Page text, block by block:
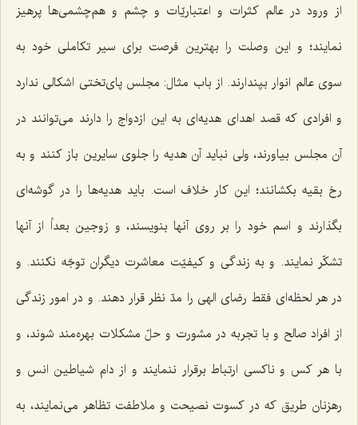
از ورود در عالم کثرات و اعتباریّات و چشم و هم‌چشمی‌ها پرهیز
نمایند؛ و این وصلت را بهترین فرصت برای سیر تکاملی خود به
سوی عالم انوار بپندارند. از باب مثال: مجلس پای‌تختی اشکالی ندارد
و افرادی که قصد اهدای هدیه‌ای به این ازدواج را دارند می‌توانند در
آن مجلس بیاورند، ولی نباید آن هدیه را جلوی سایرین باز کنند و به
رخ بقیه بکشانند؛ این کار خلاف است. باید هدیه‌ها را در گوشه‌ای
بگذارند و اسم خود را بر روی آنها بنویسند، و زوجین بعداً از آنها
تشکّر نمایند. و به زندگی و کیفیّت معاشرت دیگران توجّه نکنند. و
در هر لحظه‌ای فقط رضای الهی را مدّ نظر قرار دهند. و در امور زندگی
از افراد صالح و با تجربه در مشورت و حلّ مشکلات بهره‌مند شوند، و
با هر کس و نا‌کسی ارتباط برقرار ننمایند و از دام شیاطین انس و
رهزنان طریق که در کسوت نصیحت و ملاطفت تظاهر می‌نمایند، به